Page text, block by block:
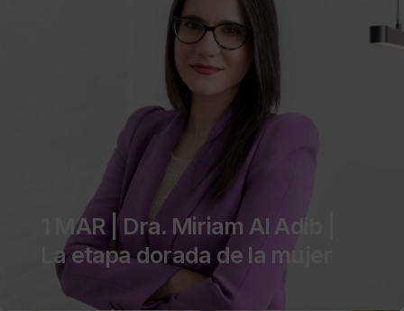
1 MAR | Dra. Miriam Al Adib |
La etapa dorada de la mujer